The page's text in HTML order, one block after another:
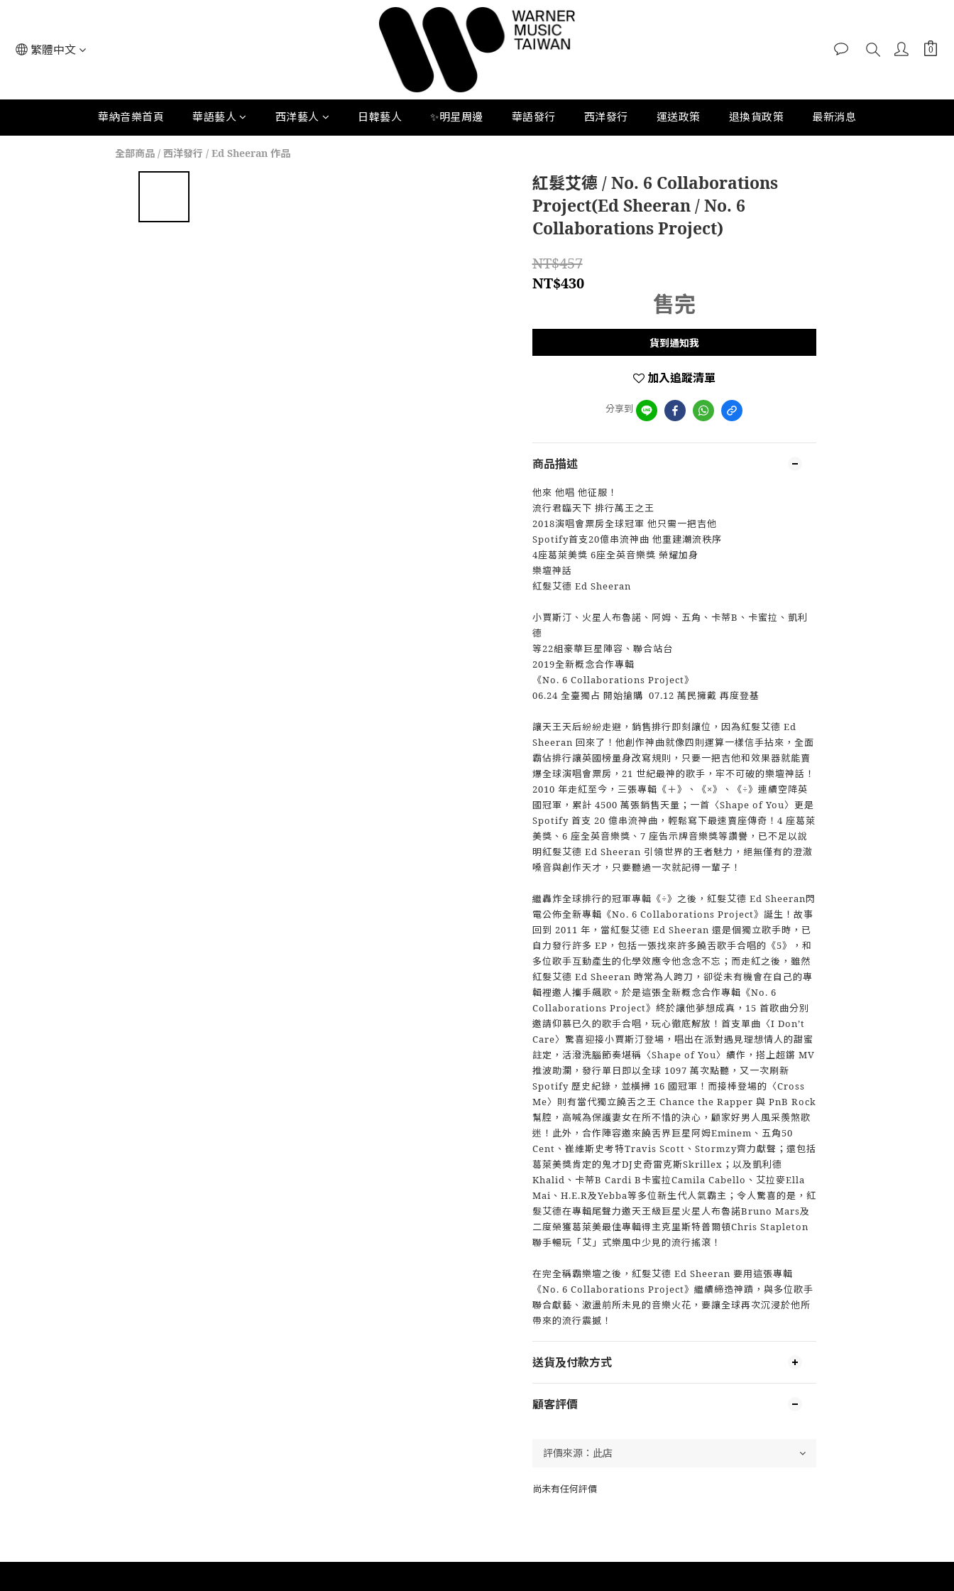
繁體中文
華納音樂首頁 華語藝人 西洋藝人 日韓藝人 ✨明星周邊 華語發行 西洋發行 運送政策 退換貨政策 最新消息
全部商品 / 西洋發行 / Ed Sheeran 作品
紅髮艾德 / No. 6 Collaborations
Project(Ed Sheeran / No. 6
Collaborations Project)
NT$457
NT$430
售完
貨到通知我
加入追蹤清單
分享到
商品描述
他來 他唱 他征服！
流行君臨天下 排行萬王之王
2018演唱會票房全球冠軍 他只需一把吉他
Spotify首支20億串流神曲 他重建潮流秩序
4座葛萊美獎 6座全英音樂獎 榮耀加身
樂壇神話
紅髮艾德 Ed Sheeran
小賈斯汀、火星人布魯諾、阿姆、五角、卡蒂B、卡蜜拉、凱利
德
等22組豪華巨星陣容、聯合站台
2019全新概念合作專輯
《No. 6 Collaborations Project》
06.24 全臺獨占 開始搶購 07.12 萬民擁戴 再度登基
讓天王天后紛紛走避，銷售排行即刻讓位，因為紅髮艾德 Ed
Sheeran 回來了！他創作神曲就像四則運算一樣信手拈來，全面
霸佔排行讓英國榜量身改寫規則，只要一把吉他和效果器就能賣
爆全球演唱會票房，21 世紀最神的歌手，牢不可破的樂壇神話！
2010 年走紅至今，三張專輯《＋》、《×》、《÷》連續空降英
國冠軍，累計 4500 萬張銷售天量；一首〈Shape of You〉更是
Spotify 首支 20 億串流神曲，輕鬆寫下最速賣座傳奇！4 座葛萊
美獎、6 座全英音樂獎、7 座告示牌音樂獎等讚譽，已不足以說
明紅髮艾德 Ed Sheeran 引領世界的王者魅力，絕無僅有的澄澈
嗓音與創作天才，只要聽過一次就記得一輩子！
繼轟炸全球排行的冠軍專輯《÷》之後，紅髮艾德 Ed Sheeran閃
電公佈全新專輯《No. 6 Collaborations Project》誕生！故事
回到 2011 年，當紅髮艾德 Ed Sheeran 還是個獨立歌手時，已
自力發行許多 EP，包括一張找來許多饒舌歌手合唱的《5》，和
多位歌手互動產生的化學效應令他念念不忘；而走紅之後，雖然
紅髮艾德 Ed Sheeran 時常為人跨刀，卻從未有機會在自己的專
輯裡邀人攜手飆歌。於是這張全新概念合作專輯《No. 6
Collaborations Project》終於讓他夢想成真，15 首歌曲分別
邀請仰慕已久的歌手合唱，玩心徹底解放！首支單曲〈I Don’t
Care〉驚喜迎接小賈斯汀登場，唱出在派對遇見理想情人的甜蜜
註定，活潑洗腦節奏堪稱〈Shape of You〉續作，搭上超鏘 MV
推波助瀾，發行單日即以全球 1097 萬次點聽，又一次刷新
Spotify 歷史紀錄，並橫掃 16 國冠軍！而接棒登場的〈Cross
Me〉則有當代獨立饒舌之王 Chance the Rapper 與 PnB Rock
幫腔，高喊為保護妻女在所不惜的決心，顧家好男人風采羨煞歌
迷！此外，合作陣容邀來饒舌界巨星阿姆Eminem、五角50
Cent、崔維斯史考特Travis Scott、Stormzy齊力獻聲；還包括
葛萊美獎肯定的鬼才DJ史奇雷克斯Skrillex；以及凱利德
Khalid、卡蒂B Cardi B卡蜜拉Camila Cabello、艾拉麥Ella
Mai、H.E.R及Yebba等多位新生代人氣霸主；令人驚喜的是，紅
髮艾德在專輯尾聲力邀天王級巨星火星人布魯諾Bruno Mars及
二度榮獲葛萊美最佳專輯得主克里斯特普爾頓Chris Stapleton
聯手暢玩「艾」式樂風中少見的流行搖滾！
在完全稱霸樂壇之後，紅髮艾德 Ed Sheeran 要用這張專輯
《No. 6 Collaborations Project》繼續締造神蹟，與多位歌手
聯合獻藝、激盪前所未見的音樂火花，要讓全球再次沉浸於他所
帶來的流行震撼！
送貨及付款方式
顧客評價
尚未有任何評價